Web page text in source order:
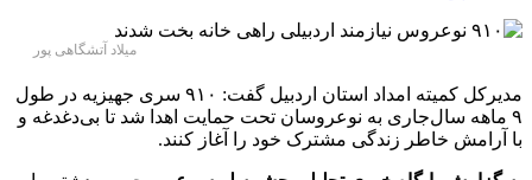
میلاد آتشگاهی پور
مدیرکل کمیته امداد استان اردبیل گفت: ۹۱۰ سری جهیزیه در طول
۹ ماهه سال‌جاری به نوعروسان تحت حمایت اهدا شد تا بی‌دغدغه و
با آرامش خاطر زندگی مشترک خود را آغاز کنند.